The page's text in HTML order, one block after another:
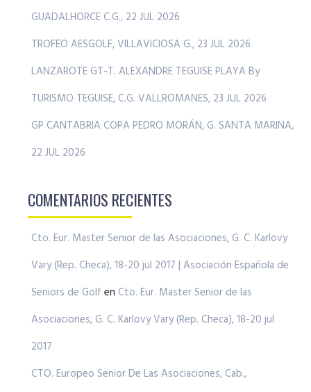
GUADALHORCE C.G., 22 JUL 2026
TROFEO AESGOLF, VILLAVICIOSA G., 23 JUL 2026
LANZAROTE GT-T. ALEXANDRE TEGUISE PLAYA By
TURISMO TEGUISE, C.G. VALLROMANES, 23 JUL 2026
GP CANTABRIA COPA PEDRO MORÁN, G. SANTA MARINA,
22 JUL 2026
COMENTARIOS RECIENTES
Cto. Eur. Master Senior de las Asociaciones, G. C. Karlovy
Vary (Rep. Checa), 18-20 jul 2017 | Asociación Española de
Seniors de Golf en Cto. Eur. Master Senior de las
Asociaciones, G. C. Karlovy Vary (Rep. Checa), 18-20 jul
2017
CTO. Europeo Senior De Las Asociaciones, Cab.,